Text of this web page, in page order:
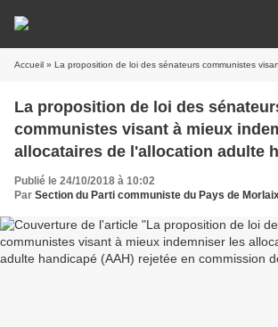
Accueil » La proposition de loi des sénateurs communistes visant à mieux indemniser les allocataires de l'allocation adulte
La proposition de loi des
communistes visant à mieux
allocataires de l'allocation adulte
(AAH) rejetée en commission des
sociales
Publié le 24/10/2018 à 10:02
Par Section du Parti communiste du Pays de